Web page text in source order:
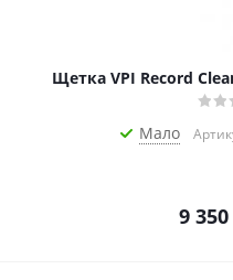
Щетка VPI Record
Мало
9 350